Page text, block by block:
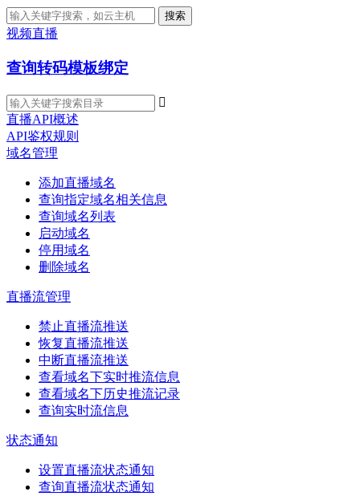
搜索
视频直播
查询转码模板绑定

直播API概述
API鉴权规则
域名管理
添加直播域名
查询指定域名相关信息
查询域名列表
启动域名
停用域名
删除域名
直播流管理
禁止直播流推送
恢复直播流推送
中断直播流推送
查看域名下实时推流信息
查看域名下历史推流记录
查询实时流信息
状态通知
设置直播流状态通知
查询直播流状态通知